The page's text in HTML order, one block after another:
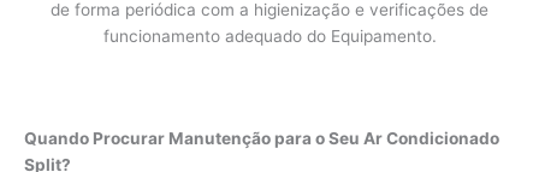
de forma periódica com a higienização e verificações de
funcionamento adequado do Equipamento.
Quando Procurar Manutenção para o Seu Ar Condicionado
Split?